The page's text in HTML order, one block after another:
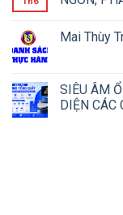
Mai Thùy
SIÊU ÂM
DIỆN CÁC